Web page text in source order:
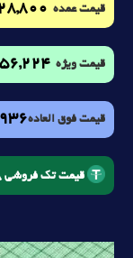
قیمت عمده
قیمت ویژه
قیمت فوق العاده
قیمت تک فروشی